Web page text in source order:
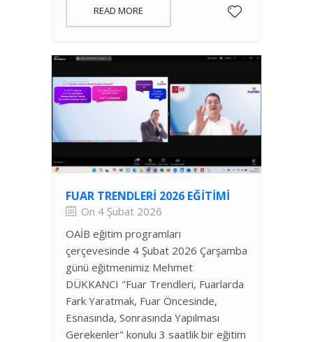
READ MORE
FUAR TRENDLERI 2026 EĞITIMI
On 4 Şubat 2026
OAİB eğitim programları
çerçevesinde 4 Şubat 2026 Çarşamba
günü eğitmenimiz Mehmet
DÜKKANCI "Fuar Trendleri, Fuarlarda
Fark Yaratmak, Fuar Öncesinde,
Esnasında, Sonrasında Yapılması
Gerekenler" konulu 3 saatlik bir eğitim